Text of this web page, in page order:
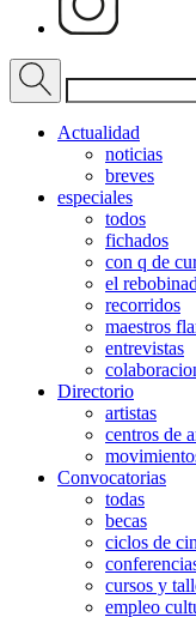
Actualidad
noticias
breves
especiales
todos
fichados
con q de
el
recorridos
maestros
entrevistas
Directorio
artistas
centros de
Convocatorias
todas
becas
ciclos de
cursos y
empleo